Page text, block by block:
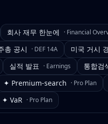
회사 재무 한눈에 · Financial
총 공시 · DEF 14A 미국 거시
실적 발표 · Earnings 통합검
✦ Premium-search · Pro Plan
✦ VaR · Pro Plan